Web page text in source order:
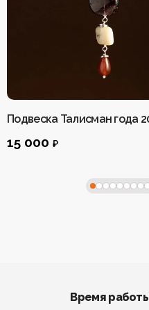
Подвеска Талисман года
15 000 ₽
Время